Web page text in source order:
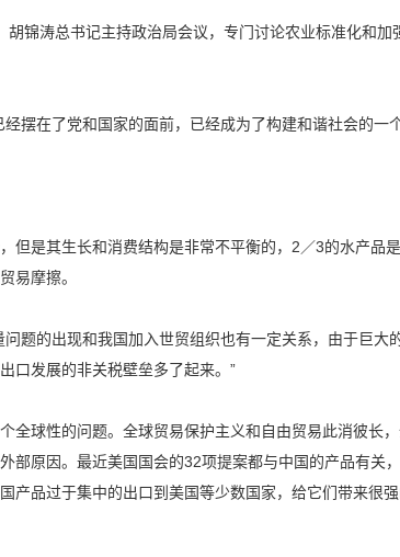
涛总书记主持政治局会议，专门讨论农业标准化和加
在了党和国家的面前，已经成为了构建和谐社会的一个
是其生长和消费结构是非常不平衡的，2／3的水产品
易摩擦。
的出现和我国加入世贸组织也有一定关系，由于巨大
口发展的非关税壁垒多了起来。”
球性的问题。全球贸易保护主义和自由贸易此消彼长
部原因。最近美国国会的32项提案都与中国的产品有关
产品过于集中的出口到美国等少数国家，给它们带来很